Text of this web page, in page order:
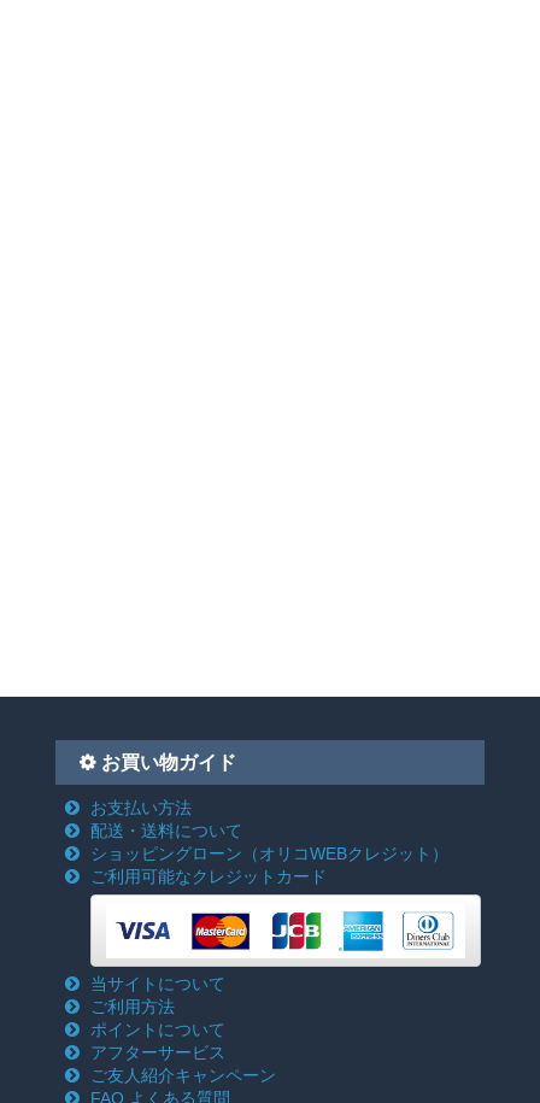
お買い物ガイド
お支払い方法
配送・送料について
ショッピングローン （オリコWEBクレジット）
ご利用可能なクレジットカード
当サイトについて
ご利用方法
ポイントについて
アフターサービス
ご友人紹介キャンペーン
FAQ よくある質問